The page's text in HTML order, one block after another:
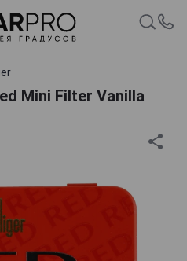
Mini Filter Vanilla